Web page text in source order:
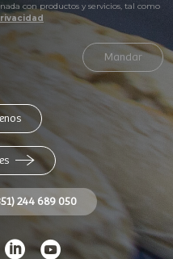
con productos y servicios, tal como
Mandar
244 689 050